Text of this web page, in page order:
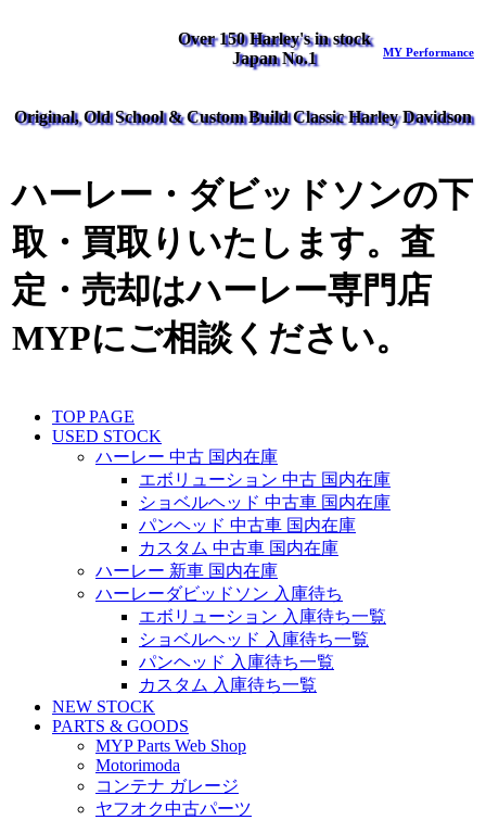
Over 150 Harley's in stock
Japan No.1
MY Performance
Original, Old School & Custom Build Classic Harley Davidson
ハーレー・ダビッドソンの下
取・買取りいたします。査
定・売却はハーレー専門店
MYPにご相談ください。
TOP PAGE
USED STOCK
ハーレー 中古 国内在庫
エボリューション 中古 国内在庫
ショベルヘッド 中古車 国内在庫
パンヘッド 中古車 国内在庫
カスタム 中古車 国内在庫
ハーレー 新車 国内在庫
ハーレーダビッドソン 入庫待ち
エボリューション 入庫待ち一覧
ショベルヘッド 入庫待ち一覧
パンヘッド 入庫待ち一覧
カスタム 入庫待ち一覧
NEW STOCK
PARTS & GOODS
MYP Parts Web Shop
Motorimoda
コンテナ ガレージ
ヤフオク中古パーツ